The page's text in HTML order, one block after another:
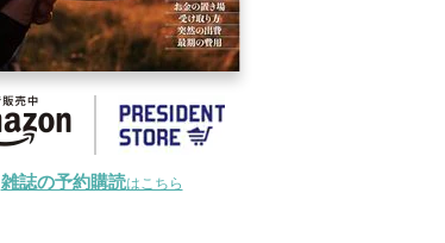
雑誌の予約購読はこちら